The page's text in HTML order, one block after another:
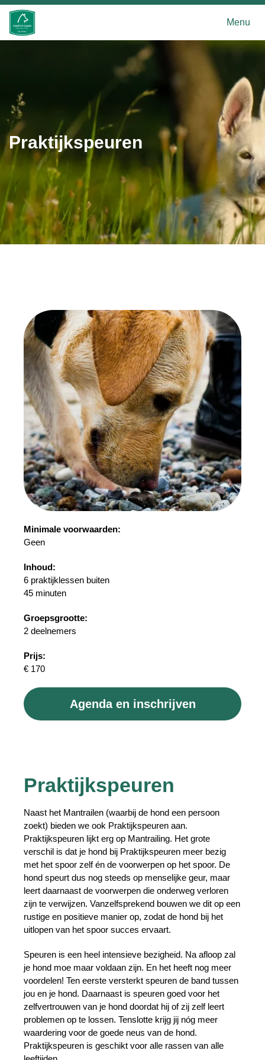
Menu
Praktijkspeuren
Minimale voorwaarden:
Geen
Inhoud:
6 praktijklessen buiten
45 minuten
Groepsgrootte:
2 deelnemers
Prijs:
€ 170
Agenda en inschrijven
Praktijkspeuren
Naast het Mantrailen (waarbij de hond een persoon
zoekt) bieden we ook Praktijkspeuren aan.
Praktijkspeuren lijkt erg op Mantrailing. Het grote
verschil is dat je hond bij Praktijkspeuren meer bezig
met het spoor zelf én de voorwerpen op het spoor. De
hond speurt dus nog steeds op menselijke geur, maar
leert daarnaast de voorwerpen die onderweg verloren
zijn te verwijzen. Vanzelfsprekend bouwen we dit op een
rustige en positieve manier op, zodat de hond bij het
uitlopen van het spoor succes ervaart.
Speuren is een heel intensieve bezigheid. Na afloop zal
je hond moe maar voldaan zijn. En het heeft nog meer
voordelen! Ten eerste versterkt speuren de band tussen
jou en je hond. Daarnaast is speuren goed voor het
zelfvertrouwen van je hond doordat hij of zij zelf leert
problemen op te lossen. Tenslotte krijg jij nóg meer
waardering voor de goede neus van de hond.
Praktijkspeuren is geschikt voor alle rassen van alle